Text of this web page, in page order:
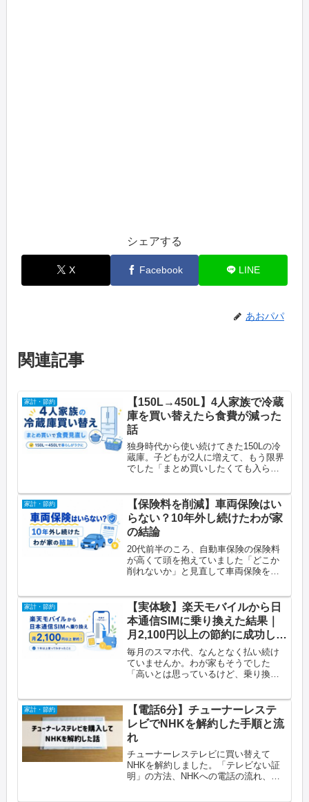
シェアする
X Facebook LINE
あおパパ
関連記事
家計・節約
【150L→450L】4人家族で冷蔵
庫を買い替えたら食費が減った
話
独身時代から使い続けてきた150Lの冷
蔵庫。子どもが2人に増えて、もう限界
でした「まとめ買いしたくても入らな
にモヤモヤしていました思い切って
450Lの冷蔵庫に買い替えたら、...
家計・節約
【保険料を削減】車両保険はい
らない？10年外し続けたわが家
の結論
20代前半のころ、自動車保険の保険料
が高くて頭を抱えていました「どこか
削れないか」と見直して車両保険を外
でわかること車両保険を外した理由と
判断基準車両保険なしで実際にかか
っ...
家計・節約
【実体験】楽天モバイルから日
本通信SIMに乗り換えた結果｜
月2,100円以上の節約に成功しま
した
毎月のスマホ代、なんとなく払い続け
ていませんか。わが家もそうでした
「高いとは思っているけど、乗り換え
うやく重い腰を上げて日本通信SIMに切
り替えたところ、月2,10...
家計・節約
【電話6分】チューナーレステ
レビでNHKを解約した手順と流
れ
チューナーレステレビに買い替えて
NHKを解約しました。「テレビない証
明」の方法、NHKへの電話の流れ、解